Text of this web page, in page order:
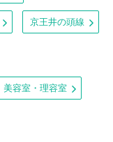
京王井の頭線
美容室・理容室